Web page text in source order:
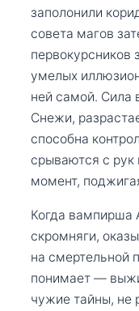
заполонили
совета магов
первокурсников
умелых
ней самой. Сила
Снежи,
способна
срываются с
момент,
Когда вампирша
скромняги,
на смертельной
понимает —
чужие тайны, не